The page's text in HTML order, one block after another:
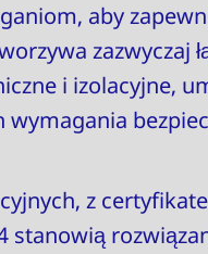
aby
zazwyczaj
i izolacyjne,
z
stanowią